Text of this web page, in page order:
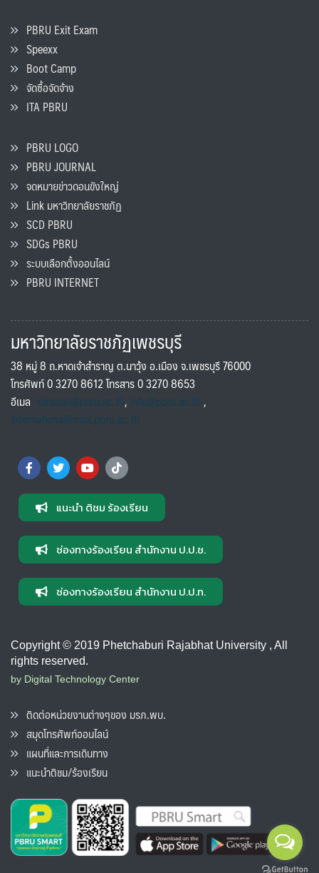
PBRU Exit Exam
Speexx
Boot Camp
จัดซื้อจัดจ้าง
ITA PBRU
PBRU LOGO
PBRU JOURNAL
จดหมายข่าวดอนขังใหญ่
Link มหาวิทยาลัยราชภัฏ
SCD PBRU
SDGs PBRU
ระบบเลือกตั้งออนไลน์
PBRU INTERNET
มหาวิทยาลัยราชภัฏเพชรบุรี
38 หมู่ 8 ถ.หาดเจ้าสำราญ ต.นาวุ้ง อ.เมือง จ.เพชรบุรี 76000
โทรศัพท์ 0 3270 8612 โทรสาร 0 3270 8653
อีเมล saraban@pbru.ac.th, info@pbru.ac.th,
international@mail.pbru.ac.th
แนะนำ ติชม ร้องเรียน
ช่องทางร้องเรียน สำนักงาน ป.ป.ช.
ช่องทางร้องเรียน สำนักงาน ป.ป.ท.
Copyright © 2019 Phetchaburi Rajabhat University , All
rights reserved.
by Digital Technology Center
ติดต่อหน่วยงานต่างๆของ มรภ.พบ.
สมุดโทรศัพท์ออนไลน์
แผนที่และการเดินทาง
แนะนำติชม/ร้องเรียน